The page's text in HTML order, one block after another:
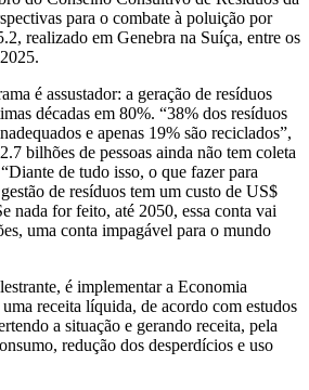
para o combate à poluição por
realizado em Genebra na Suíça, entre os
é assustador: a geração de resíduos
décadas em 80%. “38% dos resíduos
e apenas 19% são reciclados”,
bilhões de pessoas ainda não tem coleta
de tudo isso, o que fazer para
de resíduos tem um custo de US$
nada for feito, até 2050, essa conta vai
uma conta impagável para o mundo
é implementar a Economia
receita líquida, de acordo com estudos
a situação e gerando receita, pela
redução dos desperdícios e uso